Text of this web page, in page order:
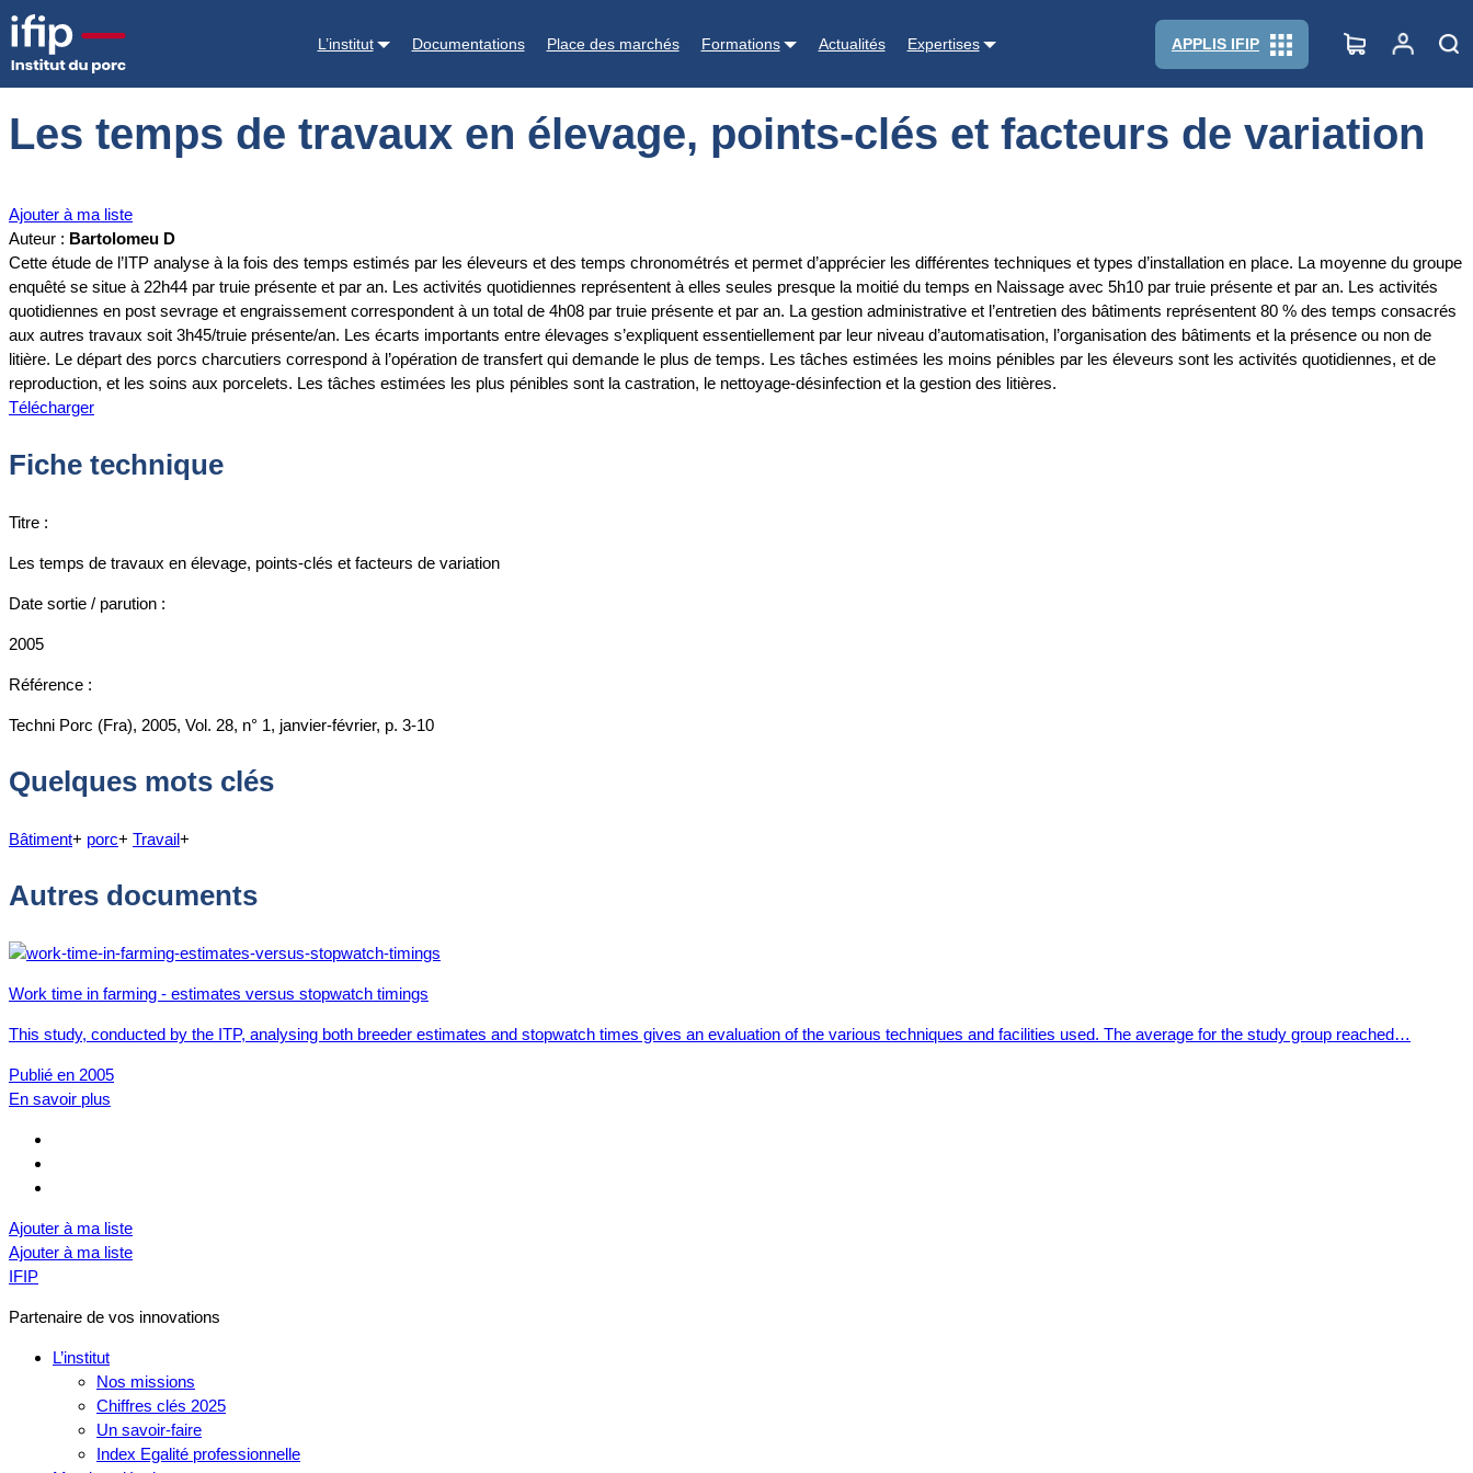
L’institut Documentations Place des marchés Formations Actualités Expertises APPLIS IFIP
Accueil Documentations
Les temps de travaux en élevage, points-clés et facteurs de variation
Ajouter à ma liste
Auteur : Bartolomeu D
Cette étude de l’ITP analyse à la fois des temps estimés par les éleveurs et des temps chronométrés et permet d’apprécier les différentes techniques et types d’installation en place. La moyenne du groupe
enquêté se situe à 22h44 par truie présente et par an. Les activités quotidiennes représentent à elles seules presque la moitié du temps en Naissage avec 5h10 par truie présente et par an. Les activités
quotidiennes en post sevrage et engraissement correspondent à un total de 4h08 par truie présente et par an. La gestion administrative et l’entretien des bâtiments représentent 80 % des temps consacrés
aux autres travaux soit 3h45/truie présente/an. Les écarts importants entre élevages s’expliquent essentiellement par leur niveau d’automatisation, l’organisation des bâtiments et la présence ou non de
litière. Le départ des porcs charcutiers correspond à l’opération de transfert qui demande le plus de temps. Les tâches estimées les moins pénibles par les éleveurs sont les activités quotidiennes, et de
reproduction, et les soins aux porcelets. Les tâches estimées les plus pénibles sont la castration, le nettoyage-désinfection et la gestion des litières.
Télécharger
Fiche technique
Titre :
Les temps de travaux en élevage, points-clés et facteurs de variation
Date sortie / parution :
2005
Référence :
Techni Porc (Fra), 2005, Vol. 28, n° 1, janvier-février, p. 3-10
Quelques mots clés
Bâtiment+ porc+ Travail+
Autres documents
Work time in farming - estimates versus stopwatch timings
This study, conducted by the ITP, analysing both breeder estimates and stopwatch times gives an evaluation of the various techniques and facilities used. The average for the study group reached…
Publié en 2005
En savoir plus
Ajouter à ma liste
Ajouter à ma liste
IFIP
Partenaire de vos innovations
L’institut
Nos missions
Chiffres clés 2025
Un savoir-faire
Index Egalité professionnelle